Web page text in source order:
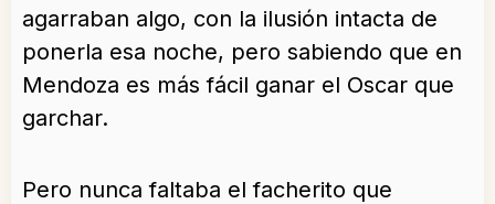
agarraban algo, con la ilusión intacta de
ponerla esa noche, pero sabiendo que en
Mendoza es más fácil ganar el Oscar que
garchar.
Pero nunca faltaba el facherito que